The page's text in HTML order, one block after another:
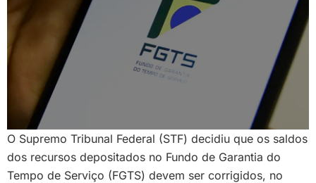
O Supremo Tribunal Federal (STF) decidiu que os saldos
dos recursos depositados no Fundo de Garantia do
Tempo de Serviço (FGTS) devem ser corrigidos, no